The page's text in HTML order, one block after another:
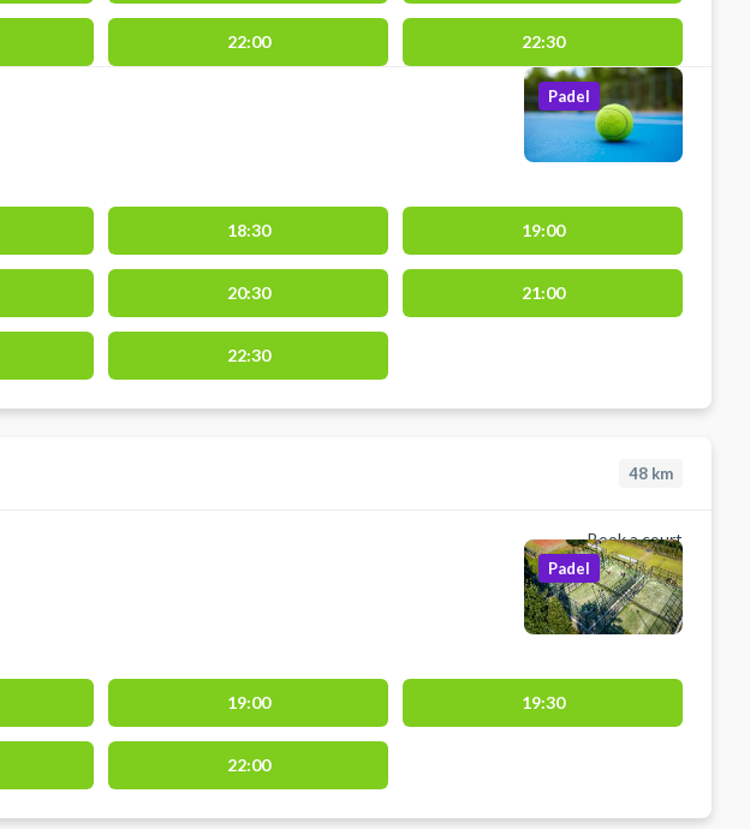
22:00 22:30
Padel
18:30 19:00
20:30 21:00
22:30
48 km
Book a court
Padel
19:00 19:30
22:00